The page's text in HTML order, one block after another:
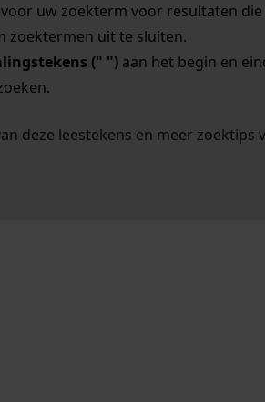
uw zoekterm voor resultaten die
zoektermen uit te sluiten.
(" ")aan het begin en
deze leestekens en meer zoektips